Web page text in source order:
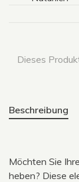
Dieses
Beschreibung
Möchten Sie
heben? Diese